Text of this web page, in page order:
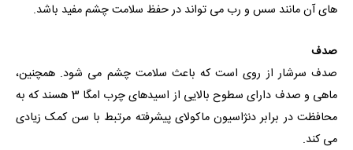
های آن مانند سس و رب می تواند در حفظ سلامت چشم مفید باشد.
صدف
صدف سرشار از روی است که باعث سلامت چشم می شود. همچنین،
ماهی و صدف دارای سطوح بالایی از اسیدهای چرب امگا 3 هسند که به
محافظت در برابر دنژاسیون ماکولای پیشرفته مرتبط با سن کمک زیادی
می کند.